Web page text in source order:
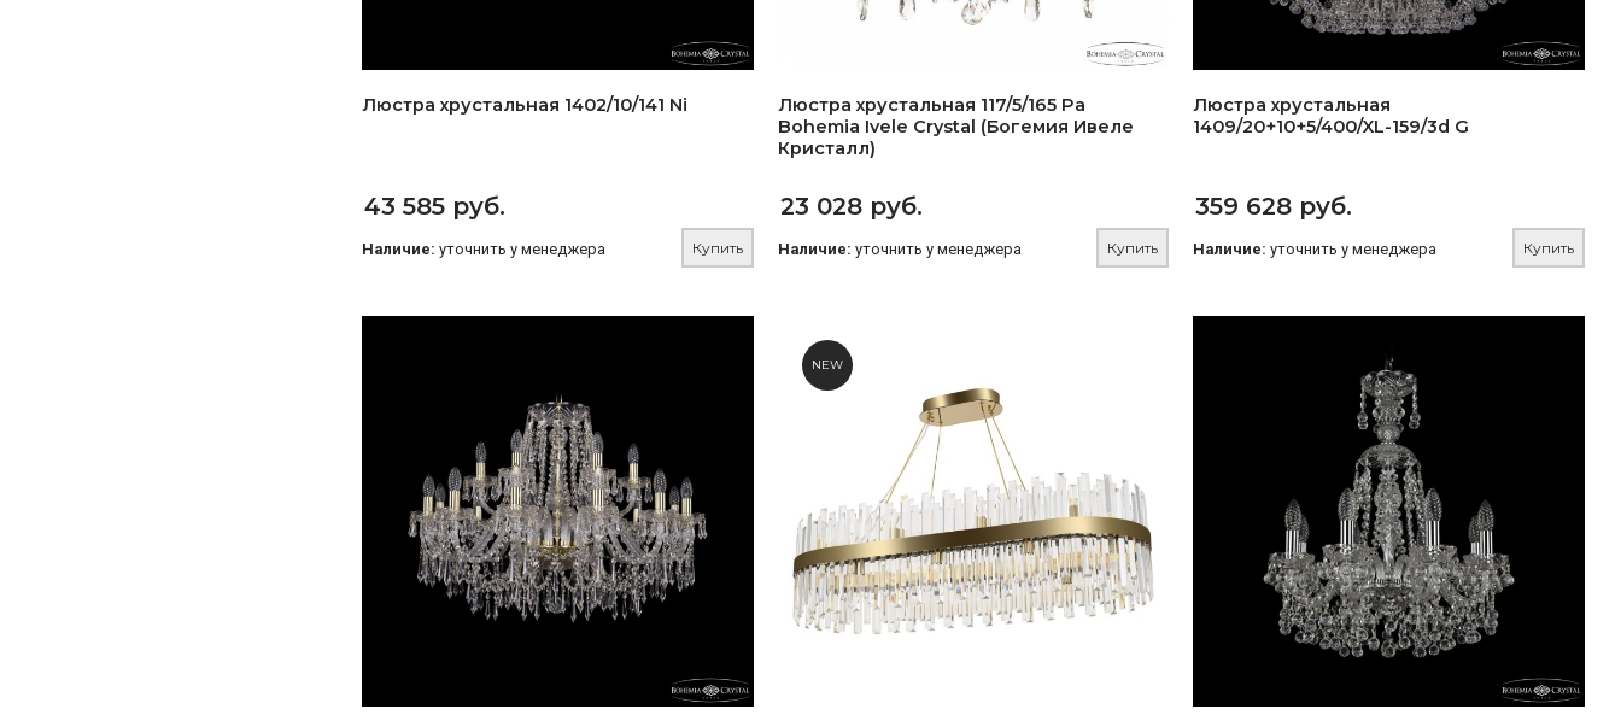
Люстра хрустальная 1402/10/141 Ni
43 585 руб.
Наличие: уточнить у менеджера Купить
Люстра хрустальная 117/5/165 Pa
Bohemia Ivele Crystal (Богемия Ивеле
Кристалл)
23 028 руб.
Наличие: уточнить у менеджера Купить
Люстра хрустальная
1409/20+10+5/400/XL-159/3d G
359 628 руб.
Наличие: уточнить у менеджера Купить
NEW